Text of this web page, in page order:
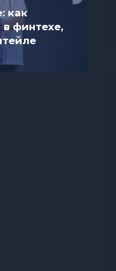
как
в финтехе,